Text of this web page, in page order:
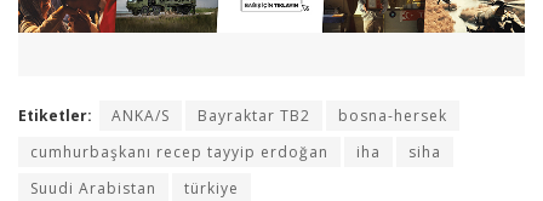
Etiketler: ANKA/S Bayraktar TB2
bosna-hersek
cumhurbaşkanı recep tayyip erdoğan
iha
siha
Suudi Arabistan
türkiye